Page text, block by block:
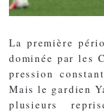
La première
dominée par les
pression
Mais le gardien
plusieurs